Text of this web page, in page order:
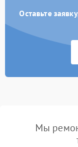
Оставьте
Мы